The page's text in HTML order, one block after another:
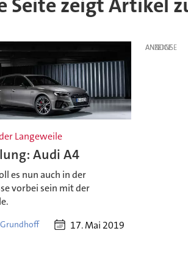
Seite zeigt Artikel
Langeweile
Audi A4
es nun auch in der
vorbei sein mit der
17. Mai 2019
ANZEIGE